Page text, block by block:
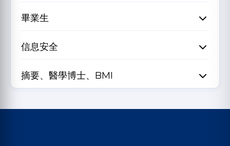
畢業生
信息安全
摘要、醫學博士、BMI